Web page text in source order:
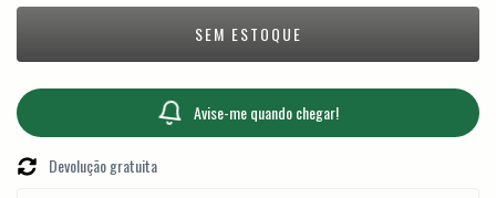
Avise-me quando chegar!
Devolução gratuita